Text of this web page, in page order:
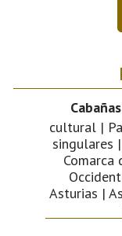
cultural |
singulares
Comarca
Asturias |